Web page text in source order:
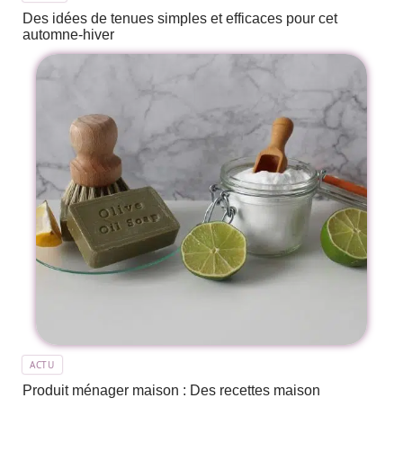
Des idées de tenues simples et efficaces pour cet
automne-hiver
ACTU
Produit ménager maison : Des recettes maison